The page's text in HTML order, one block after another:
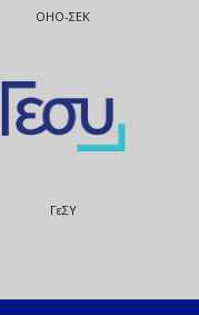
ΟΗΟ-ΣΕΚ
ΓεΣΥ